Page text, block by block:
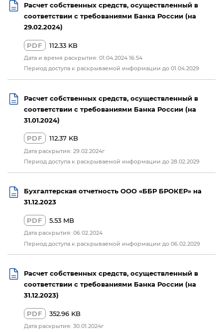
Расчет собственных средств, осуществленный в
соответствии с требованиями Банка России (на
29.02.2024)
PDF 112.33 KB
Дата и время раскрытия: 01.04.2024 16:54
Период доступа к раскрываемой информации до 01.04.2029
Расчет собственных средств, осуществленный в
соответствии с требованиями Банка России (на
31.01.2024)
PDF 112.37 KB
Дата раскрытия: 29.02.2024г
Период доступа к раскрываемой информации до 28.02.2029
Бухгалтерская отчетность ООО «ББР БРОКЕР» на
31.12.2023
PDF 5.53 MB
Дата раскрытия: 06.02.2024
Период доступа к раскрываемой информации до 06.02.2029
Расчет собственных средств, осуществленный в
соответствии с требованиями Банка России (на
31.12.2023)
PDF 352.96 KB
Дата раскрытия: 30.01.2024г